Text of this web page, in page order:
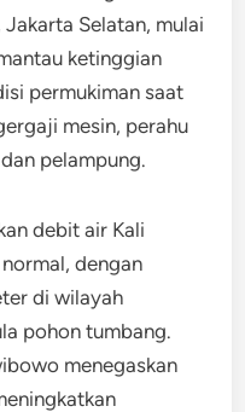
Selatan, mulai
ketinggian
permukiman saat
mesin, perahu
pelampung.
debit air Kali
dengan
di wilayah
pohon tumbang.
menegaskan